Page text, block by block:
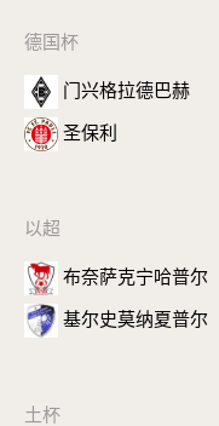
德国杯
门兴格拉德巴赫
圣保利
以超
布奈萨克宁哈普尔
基尔史莫纳夏普尔
土杯